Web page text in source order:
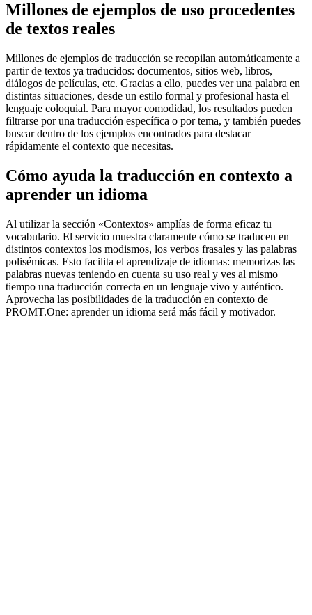
Millones de ejemplos de uso procedentes
de textos reales
Millones de ejemplos de traducción se recopilan automáticamente a
partir de textos ya traducidos: documentos, sitios web, libros,
diálogos de películas, etc. Gracias a ello, puedes ver una palabra en
distintas situaciones, desde un estilo formal y profesional hasta el
lenguaje coloquial. Para mayor comodidad, los resultados pueden
filtrarse por una traducción específica o por tema, y también puedes
buscar dentro de los ejemplos encontrados para destacar
rápidamente el contexto que necesitas.
Cómo ayuda la traducción en contexto a
aprender un idioma
Al utilizar la sección «Contextos» amplías de forma eficaz tu
vocabulario. El servicio muestra claramente cómo se traducen en
distintos contextos los modismos, los verbos frasales y las palabras
polisémicas. Esto facilita el aprendizaje de idiomas: memorizas las
palabras nuevas teniendo en cuenta su uso real y ves al mismo
tiempo una traducción correcta en un lenguaje vivo y auténtico.
Aprovecha las posibilidades de la traducción en contexto de
PROMT.One: aprender un idioma será más fácil y motivador.